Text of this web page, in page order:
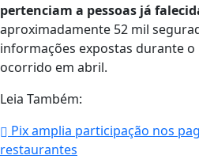
pertenciam a pessoas já
aproximadamente 52 mil
informações expostas durante
ocorrido em abril.
Leia Também:
Pix amplia participação nos
restaurantes